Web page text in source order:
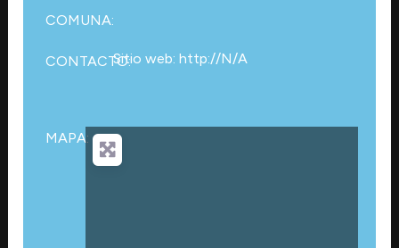
COMUNA:
CONTACTO:Sitio web: http://N/A
MAPA: